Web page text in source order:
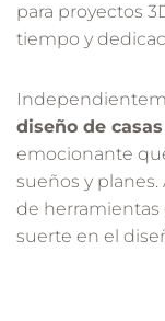
para proyectos
tiempo y
diseño de
emocionante
sueños y
de herramientas
suerte en el